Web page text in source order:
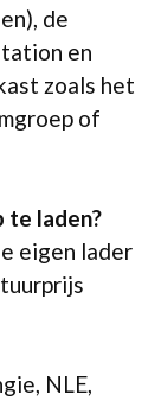
de
en
zoals het
of
te laden?
eigen lader
NLE,